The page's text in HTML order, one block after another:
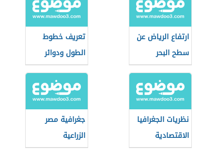
ارتفاع الرياض عن
سطح البحر
تعريف خطوط
الطول ودوائر
العرض
نظريات الجغرافيا
الاقتصادية
جغرافية مصر
الزراعية